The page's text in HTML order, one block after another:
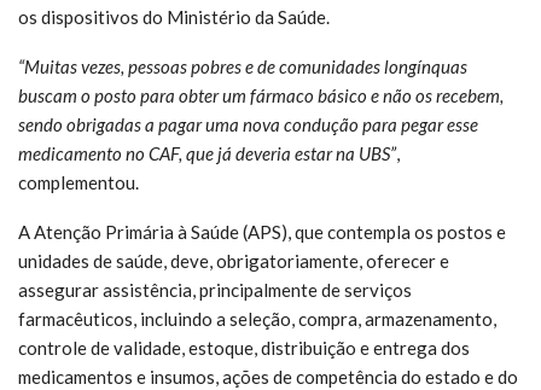
os dispositivos do Ministério da Saúde.
“Muitas vezes, pessoas pobres e de comunidades longínquas
buscam o posto para obter um fármaco básico e não os recebem,
sendo obrigadas a pagar uma nova condução para pegar esse
medicamento no CAF, que já deveria estar na UBS”,
complementou.
A Atenção Primária à Saúde (APS), que contempla os postos e
unidades de saúde, deve, obrigatoriamente, oferecer e
assegurar assistência, principalmente de serviços
farmacêuticos, incluindo a seleção, compra, armazenamento,
controle de validade, estoque, distribuição e entrega dos
medicamentos e insumos, ações de competência do estado e do